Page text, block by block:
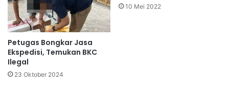
Petugas Bongkar Jasa
Ekspedisi, Temukan BKC
Ilegal
23 Oktober 2024
10 Mei 2022